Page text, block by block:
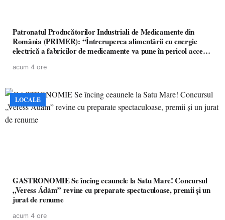
Patronatul Producătorilor Industriali de Medicamente din
România (PRIMER): “Întreruperea alimentării cu energie
electrică a fabricilor de medicamente va pune în pericol accesul
acum 4 ore
LOCALE
GASTRONOMIE Se încing ceaunele la Satu Mare! Concursul
„Veress Ádám” revine cu preparate spectaculoase, premii și un
jurat de renume
acum 4 ore